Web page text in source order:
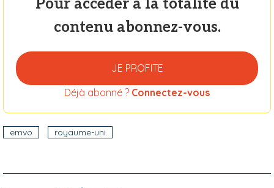
Pour accéder à la totalité du
contenu abonnez-vous.
JE PROFITE
Déjà abonné ? Connectez-vous
emvo royaume-uni